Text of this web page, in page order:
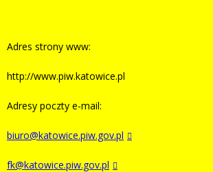
Adres strony www:
http://www.piw.katowice.pl
Adresy poczty e-mail:
biuro@katowice.piw.gov.pl
fk@katowice.piw.gov.pl